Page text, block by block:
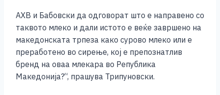
АХВ и Бабовски да одговорат што е направено со
таквото млеко и дали истото е веќе завршено на
македонската трпеза како сурово млеко или е
преработено во сирење, кој е препознатлив
бренд на оваа млекара во Република
Македонија?“, прашува Трипуновски.